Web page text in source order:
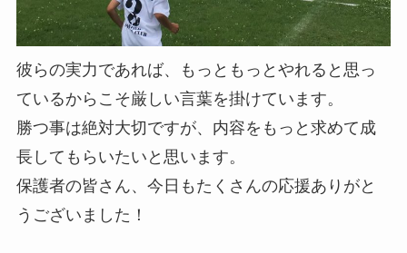
彼らの実力であれば、もっともっとやれると思っ
ているからこそ厳しい言葉を掛けています。
勝つ事は絶対大切ですが、内容をもっと求めて成
長してもらいたいと思います。
保護者の皆さん、今日もたくさんの応援ありがと
うございました！